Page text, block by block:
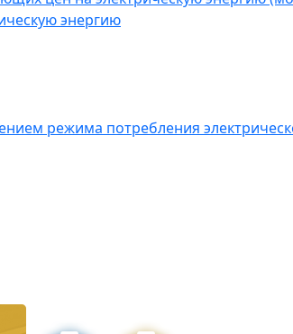
энергию
режима потребления